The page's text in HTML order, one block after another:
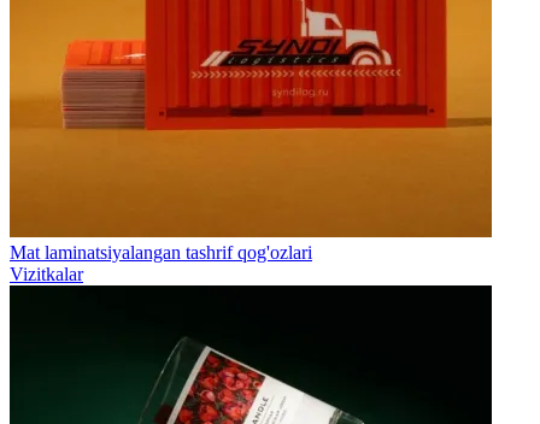
Mat laminatsiyalangan tashrif qog'ozlari
Vizitkalar